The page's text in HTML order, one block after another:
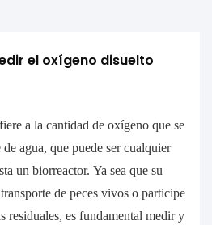
el oxígeno disuelto
a la cantidad de oxígeno que se
agua, que puede ser cualquier
un biorreactor. Ya sea que su
de peces vivos o participe
residuales, es fundamental medir y